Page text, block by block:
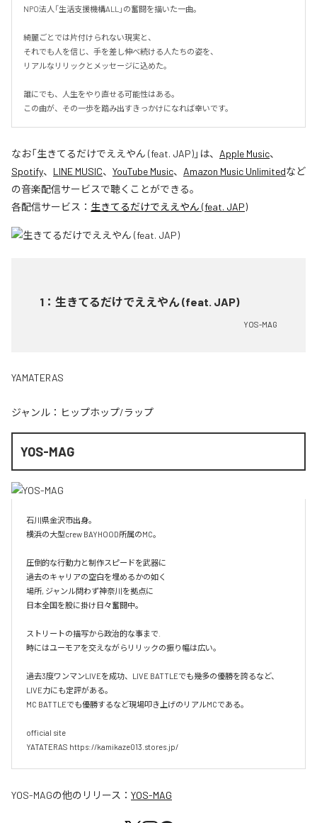
NPO法人「生活支援機構ALL」の奮闘を描いた一曲。
綺麗ごとでは片付けられない現実と、
それでも人を信じ、手を差し伸べ続ける人たちの姿を、
リアルなリリックとメッセージに込めた。
誰にでも、人生をやり直せる可能性はある。
この曲が、その一歩を踏み出すきっかけになれば幸いです。
なお「生きてるだけでええやん (feat. JAP)」は、 Apple Music、
Spotify、 LINE MUSIC、 YouTube Music、 Amazon Music Unlimitedなど
の音楽配信サービスで聴くことができる。
各配信サービス： 生きてるだけでええやん (feat. JAP)
1 ： 生きてるだけでええやん (feat. JAP)
YOS-MAG
YAMATERAS
ジャンル： ヒップホップ/ラップ
YOS-MAG
石川県金沢市出身。
横浜の大型crew BAYHOOD所属のMC。
圧倒的な行動力と制作スピードを武器に
過去のキャリアの空白を埋めるかの如く
場所, ジャンル問わず神奈川を拠点に
日本全国を股に掛け日々奮闘中。
ストリートの描写から政治的な事まで.
時にはユーモアを交えながらリリックの振り幅は広い。
過去3度ワンマンLIVEを成功、LIVE BATTLEでも幾多の優勝を誇るなど、
LIVE力にも定評がある。
MC BATTLEでも優勝するなど現場叩き上げのリアルMCである。
official site
YATATERAS https://kamikaze013.stores.jp/
YOS-MAGの他のリリース： YOS-MAG